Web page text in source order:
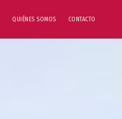
QUIÉNES SOMOS CONTACTO